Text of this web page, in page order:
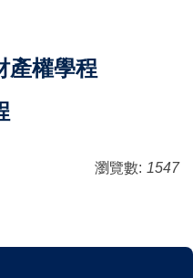
產權學程
瀏覽數: 1547